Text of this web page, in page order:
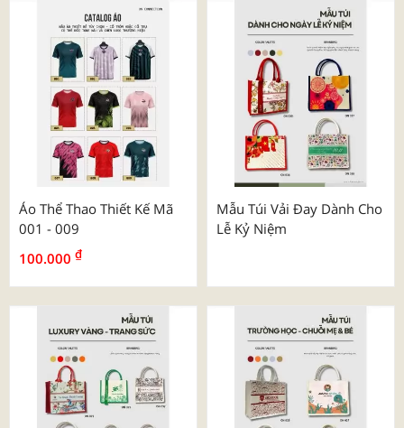
Áo Thể Thao Thiết Kế Mã
001 - 009
100.000 ₫
Mẫu Túi Vải Đay Dành Cho
Lễ Kỷ Niệm